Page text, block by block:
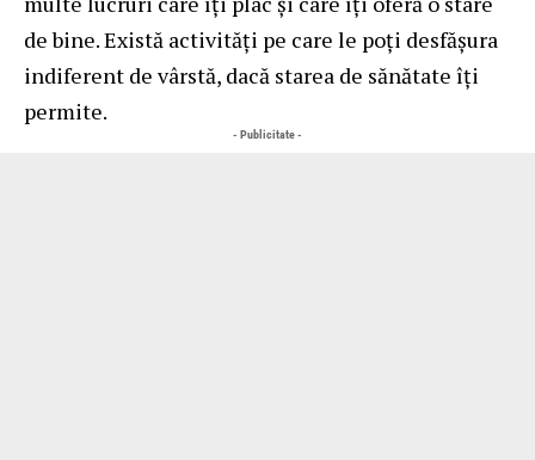
de bine. Există activități pe care le poți desfășura
indiferent de vârstă, dacă starea de sănătate îți
permite.
- Publicitate -